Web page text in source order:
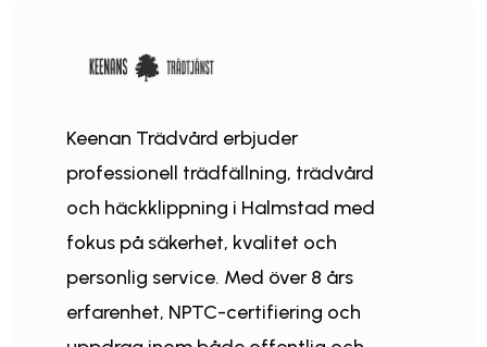
Keenan Trädvård erbjuder
professionell trädfällning, trädvård
och häckklippning i Halmstad med
fokus på säkerhet, kvalitet och
personlig service. Med över 8 års
erfarenhet, NPTC-certifiering och